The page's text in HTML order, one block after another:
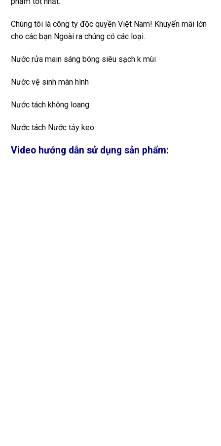
Chúng tôi là công ty độc quyền Việt Nam! Khuyến mãi lớn
cho các bạn Ngoài ra chúng có các loại.
Nước rửa main sáng bóng siêu sạch k mùi
Nước vệ sinh màn hình
Nước tách không loang
Nước tách Nước tảy keo.
Video hướng dẫn sử dụng sản phẩm: